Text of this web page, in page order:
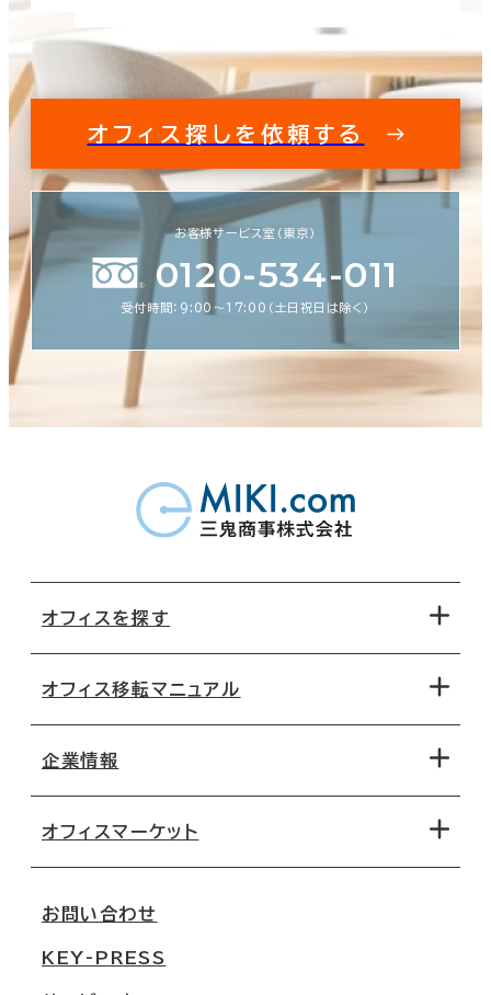
オフィス探しを依頼する
お客様サービス室（東京）
0120-534-011
受付時間：9:00〜17:00（土日祝日は除く）
オフィスを探す
地図から探す
路線・駅から探す
オフィス移転マニュアル
移転コストシミュレーション
移転スケジュール
オフィス移転Q&A
企業情報
オフィスマーケット
大阪
お問い合わせ
KEY-PRESS